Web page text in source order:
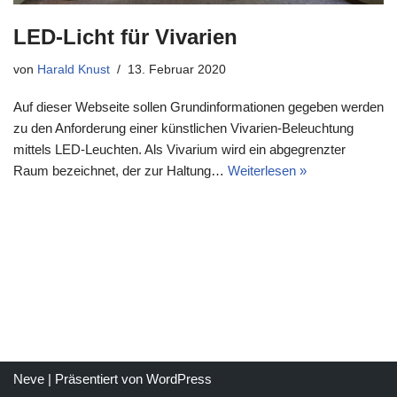
LED-Licht für Vivarien
von Harald Knust 13. Februar 2020
Auf dieser Webseite sollen Grundinformationen gegeben werden
zu den Anforderung einer künstlichen Vivarien-Beleuchtung
mittels LED-Leuchten. Als Vivarium wird ein abgegrenzter
Raum bezeichnet, der zur Haltung… Weiterlesen »
Neve | Präsentiert von WordPress